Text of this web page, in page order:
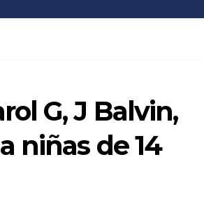
G, J Balvin,
niñas de 14